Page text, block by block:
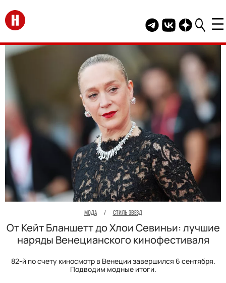
Перейти на главную
Telegram канал
Группа HELLO
Канал
МОДА / СТИЛЬ ЗВЕЗД
От Кейт Бланшетт до Хлои Севиньи: лучшие
наряды Венецианского кинофестиваля
82-й по счету киносмотр в Венеции завершился 6 сентября.
Подводим модные итоги.